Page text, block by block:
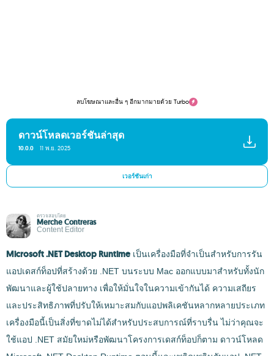
ลบโฆษณาและอื่น ๆ อีกมากมายด้วย Turbo
ดาวน์โหลดเวอร์ชันล่าสุด
10.0.0 11 พ.ย. 2025
เวอร์ชันเก่า
ตรวจสอบโดย
Merche Contreras
Content Editor
Microsoft .NET Desktop Runtime เป็นเครื่องมือที่จำเป็นสำหรับการรัน
แอปเดสก์ท็อปที่สร้างด้วย .NET บนระบบ Mac ออกแบบมาสำหรับทั้งนัก
พัฒนาและผู้ใช้ปลายทาง เพื่อให้มั่นใจในความเข้ากันได้ ความเสถียร
และประสิทธิภาพที่ปรับให้เหมาะสมกับแอปพลิเคชันหลากหลายประเภท
เครื่องมือนี้เป็นสิ่งที่ขาดไม่ได้สำหรับประสบการณ์ที่ราบรื่น ไม่ว่าคุณจะ
ใช้แอป .NET สมัยใหม่หรือพัฒนาโครงการเดสก์ท็อปก็ตาม ดาวน์โหลด